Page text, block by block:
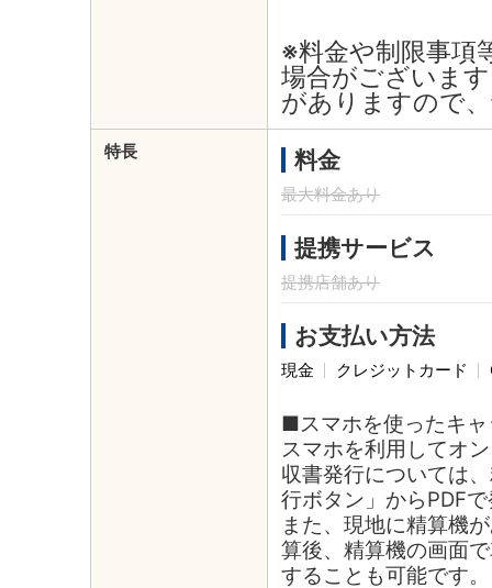
※料金や制限事項
場合がございま
がありますので
特長 料金
最大料金あり
提携サービス
提携店舗あり
お支払い方法
現金 クレジットカード
■スマホを使ったキ
スマホを利用してオ
収書発行については
行ボタン」からPDF
また、現地に精算機
算後、精算機の画面
することも可能です。